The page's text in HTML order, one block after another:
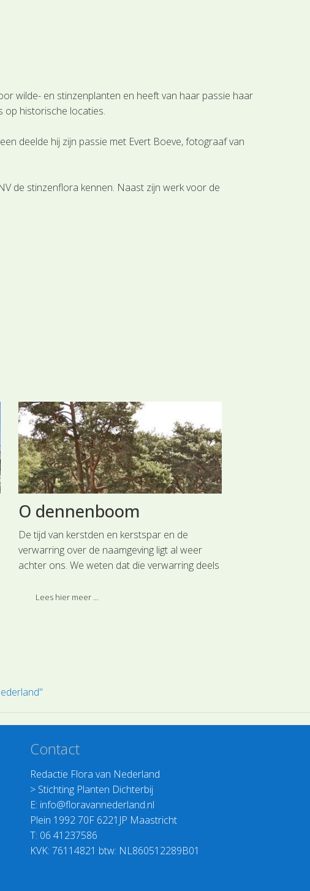
wilde- en stinzenplanten en heeft van haar passie haar
op historische locaties.
deelde hij zijn passie met Evert Boeve, fotograaf van
de stinzenflora kennen. Naast zijn werk voor de
O dennenboom
De tijd van kerstden en kerstspar en de
verwarring over de naamgeving ligt al weer
achter ons. We weten dat die verwarring deels
Tannenbaum, o Tannenbaum’ naar
Lees hier meer ...
Contact
Redactie Flora van Nederland
> Stichting Planten Dichterbij
E: info@floravannederland.nl
Plein 1992 70F 6221JP Maastricht
T: 06 41237586
KVK: 76114821 btw: NL860512289B01